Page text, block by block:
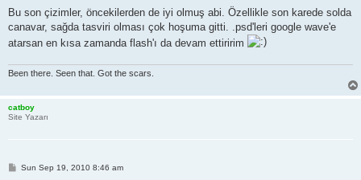
s
Bu son çizimler, öncekilerden de iyi olmuş abi. Özellikle son karede solda
canavar, sağda tasviri olması çok hoşuma gitti. .psd'leri google wave'e
atarsan en kısa zamanda flash'ı da devam ettiririm
Been there. Seen that. Got the scars.
catboy
Site Yazarı
PSun Sep 19, 2010 8:46 am